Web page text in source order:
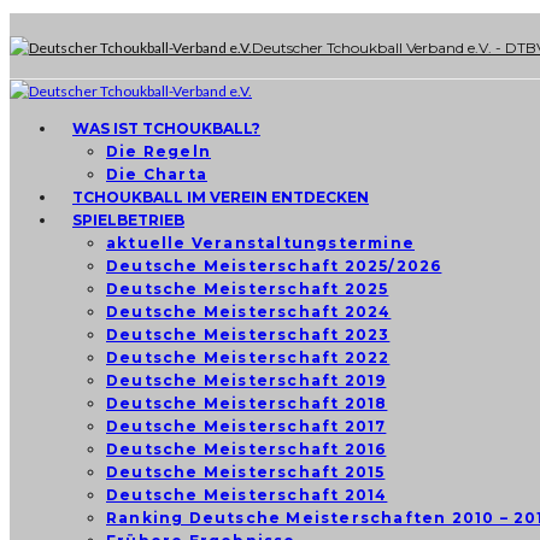
Deutscher Tchoukball Verband e.V. -
WAS IST TCHOUKBALL?
Die Regeln
Die Charta
TCHOUKBALL IM VEREIN ENTDECKEN
SPIELBETRIEB
aktuelle Veranstaltungstermine
Deutsche Meisterschaft 2025/2026
Deutsche Meisterschaft 2025
Deutsche Meisterschaft 2024
Deutsche Meisterschaft 2023
Deutsche Meisterschaft 2022
Deutsche Meisterschaft 2019
Deutsche Meisterschaft 2018
Deutsche Meisterschaft 2017
Deutsche Meisterschaft 2016
Deutsche Meisterschaft 2015
Deutsche Meisterschaft 2014
Ranking Deutsche Meisterschaften 2010 –